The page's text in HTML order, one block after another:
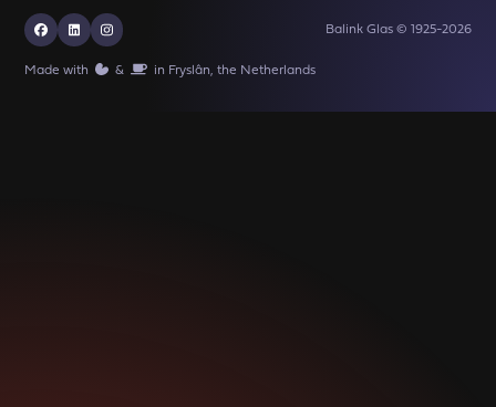
Balink Glas © 1925-2026
Made with ️& in Fryslân, the Netherlands